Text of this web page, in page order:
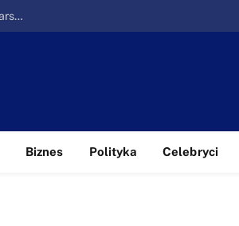
Ucieczka z piekła: Pierwszy samolot z Polakami wylądował w Warszawie
Biznes Polityka Celebryci